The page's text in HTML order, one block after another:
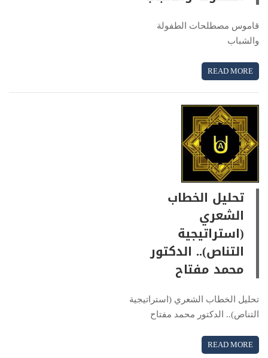
قاموس مصطلحات الطفولة
والشباب
READ MORE
تحليل الخطاب
الشعري
(استراتيجية
التناص).. الدكتور
محمد مفتاح
تحليل الخطاب الشعري (استراتيجية
التناص).. الدكتور محمد مفتاح
READ MORE